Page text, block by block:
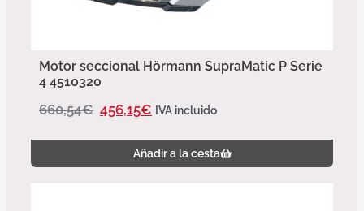
Motor seccional Hörmann SupraMatic P Serie
4 4510320
660,54€ 456,15€ IVA incluido
Añadir a la cesta